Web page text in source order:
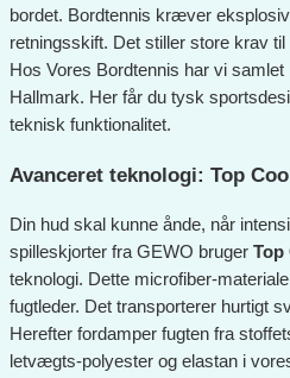
bordet. Bordtennis kræver
retningsskift. Det stiller store krav
Hos Vores Bordtennis har vi
Hallmark. Her får du tysk
teknisk funktionalitet.
Avanceret teknologi: Top
Din hud skal kunne ånde, når
spilleskjorter fra GEWO bruger Top
teknologi. Dette microfiber-
fugtleder. Det transporterer hurtigt
Herefter fordamper fugten fra
letvægts-polyester og elastan i